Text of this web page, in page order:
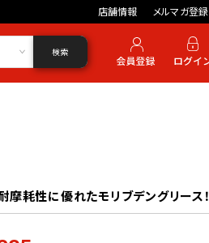
店舗情報 メルマガ登録
検索
摩耗性に優れたモリブデングリース！